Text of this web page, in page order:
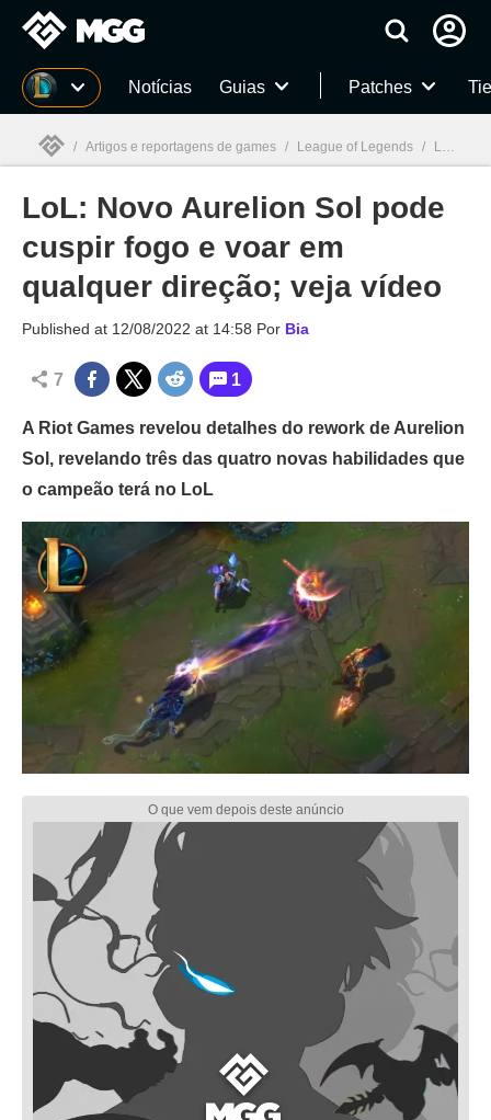
Millenium Notícias Guias Patches
Millenium
/ Artigos e reportagens de games / League of Legends / LoL: Novo Aurelion Sol pode cuspir fogo e voar em qualquer direção; veja vídeo
LoL: Novo Aurelion Sol pode
cuspir fogo e voar em
qualquer direção; veja vídeo
Published at 12/08/2022 at 14:58 Por Bia
7 1
A Riot Games revelou detalhes do rework de Aurelion
Sol, revelando três das quatro novas habilidades que
o campeão terá no LoL